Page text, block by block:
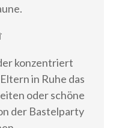
konzentriert
in Ruhe das
oder schöne
der Bastelparty